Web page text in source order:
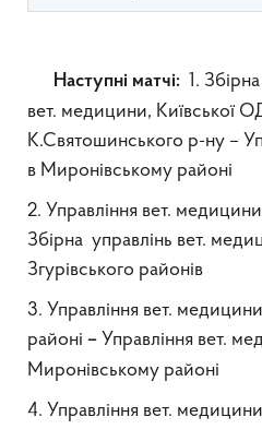
Наступні матчі: 1.
вет. медицини, Київської
К.Святошинського р-ну –
в Миронівському районі
2. Управління вет.
Збірна управлінь вет.
Згурівського районів
3. Управління вет.
районі – Управління вет.
Миронівському районі
4. Управління вет.